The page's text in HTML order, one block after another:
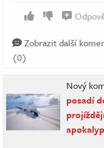
Zobrazit další
(0)
Nový
posadí